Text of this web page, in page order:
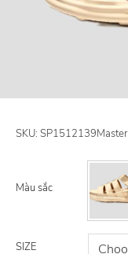
SKU: SP1512139Master
Màu sắc
SIZE